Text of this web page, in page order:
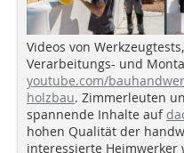
Videos von
Verarbeitungs- und
youtube.com/
holzbau. Zimmerleuten
spannende Inhalte auf
hohen Qualität der
interessierte